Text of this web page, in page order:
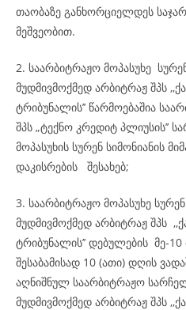
თაობაზე განხორციელდეს
მეშვეობით.
2. საარბიტრაჟო მოპასუხე
მუდმივმოქმედ არბიტრაჟ შპს
ტრიბუნალის’’ წარმოებაშია
შპს „ტექნო კრედიტ პლიუსის’’
მოპასუხის სურენ სიმონიანის
დაკისრების შესახებ;
3. საარბიტრაჟო მოპასუხე
მუდმივმოქმედ არბიტრაჟ შპს
ტრიბუნალის’’ დებულების მე-
შესაბამისად 10 (ათი) დღის
აღნიშნულ საარბიტრაჟო
მუდმივმოქმედ არბიტრაჟ შპს